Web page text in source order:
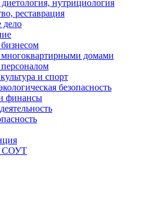
нутрициология
реставрация
дело
домами
и спорт
безопасность
финансы
СОУТ